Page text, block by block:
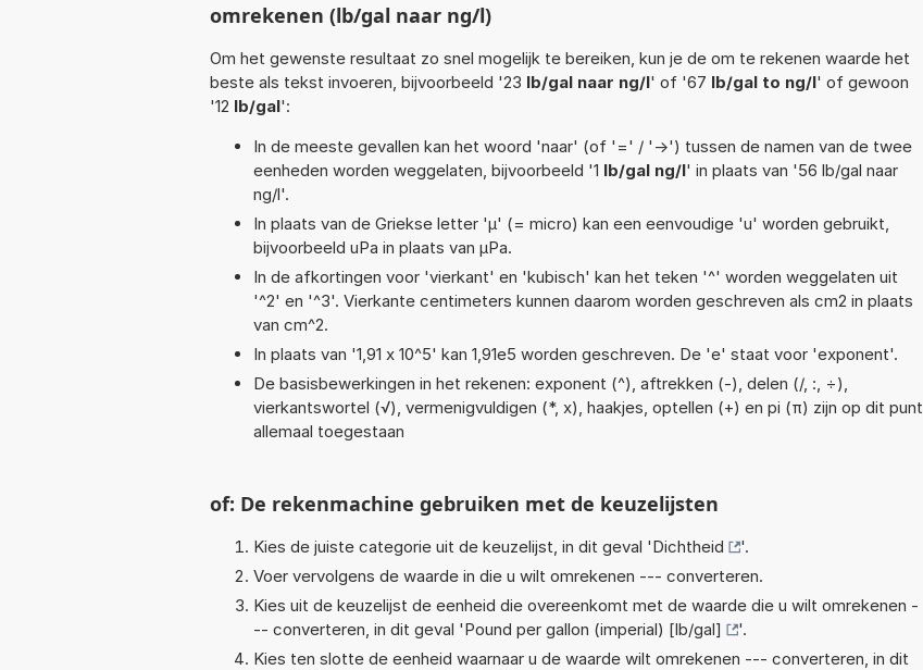
omrekenen (lb/gal naar ng/l)
Om het gewenste resultaat zo snel mogelijk te bereiken, kun je de om te rekenen waarde het
beste als tekst invoeren, bijvoorbeeld '23 lb/gal naar ng/l' of '67 lb/gal to ng/l' of gewoon
'12 lb/gal':
In de meeste gevallen kan het woord 'naar' (of '=' / '->') tussen de namen van de twee
eenheden worden weggelaten, bijvoorbeeld '1 lb/gal ng/l' in plaats van '56 lb/gal naar
ng/l'.
In plaats van de Griekse letter 'µ' (= micro) kan een eenvoudige 'u' worden gebruikt,
bijvoorbeeld uPa in plaats van µPa.
In de afkortingen voor 'vierkant' en 'kubisch' kan het teken '^' worden weggelaten uit
'^2' en '^3'. Vierkante centimeters kunnen daarom worden geschreven als cm2 in plaats
van cm^2.
In plaats van '1,91 x 10^5' kan 1,91e5 worden geschreven. De 'e' staat voor 'exponent'.
De basisbewerkingen in het rekenen: exponent (^), aftrekken (-), delen (/, :, ÷),
vierkantswortel (√), vermenigvuldigen (*, x), haakjes, optellen (+) en pi (π) zijn op dit punt
allemaal toegestaan
of: De rekenmachine gebruiken met de keuzelijsten
Kies de juiste categorie uit de keuzelijst, in dit geval 'Dichtheid
'.
Voer vervolgens de waarde in die u wilt omrekenen --- converteren.
Kies uit de keuzelijst de eenheid die overeenkomt met de waarde die u wilt omrekenen -
-- converteren, in dit geval 'Pound per gallon (imperial) [lb/gal]
'.
Kies ten slotte de eenheid waarnaar u de waarde wilt omrekenen --- converteren, in dit